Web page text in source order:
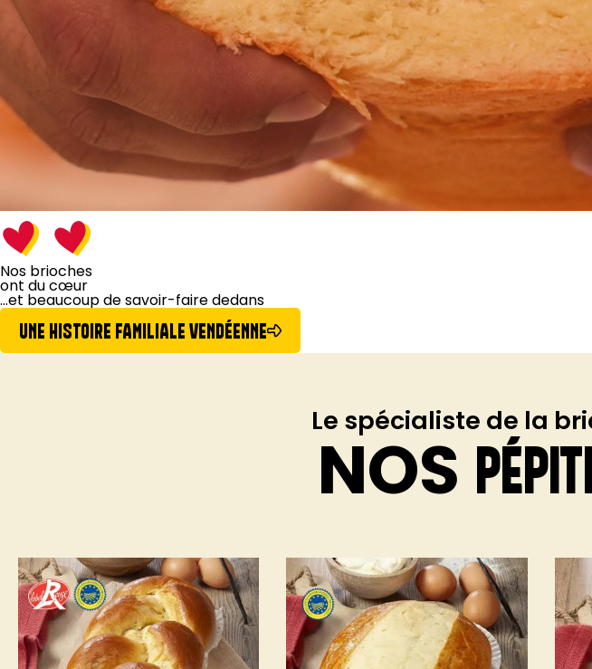
Nos brioches
ont du cœur
...et beaucoup desavoir-faire dedans
UNE HISTOIRE FAMILIALE VENDÉENNE
Le spécialiste de la
NOS